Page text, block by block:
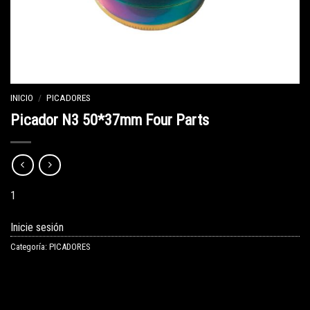
INICIO / PICADORES
Picador N3 50*37mm Four Parts
1
Inicie sesión
Categoría: PICADORES